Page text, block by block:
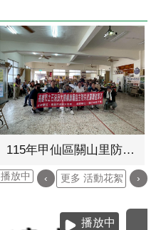
115年甲仙區關山里防災演練
播放中 ‹ 更多 活動花絮 ›
播放中